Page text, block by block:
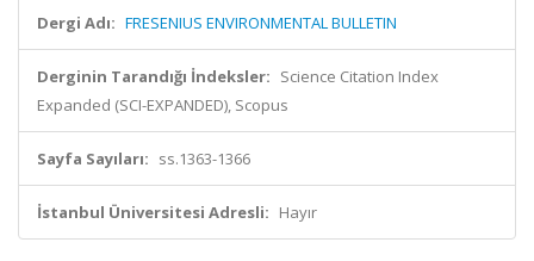
Dergi Adı: FRESENIUS ENVIRONMENTAL BULLETIN
Derginin Tarandığı İndeksler: Science Citation Index
Expanded (SCI-EXPANDED), Scopus
Sayfa Sayıları: ss.1363-1366
İstanbul Üniversitesi Adresli: Hayır